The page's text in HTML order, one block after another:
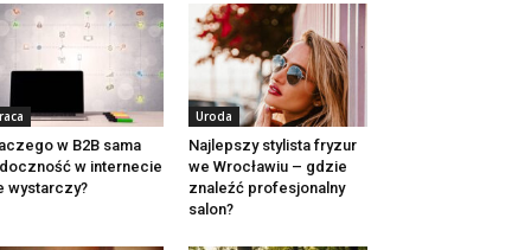
w B2B sama
w internecie
wystarczy?
Uroda
Najlepszy stylista fryzur
we Wrocławiu – gdzie
znaleźć profesjonalny
salon?